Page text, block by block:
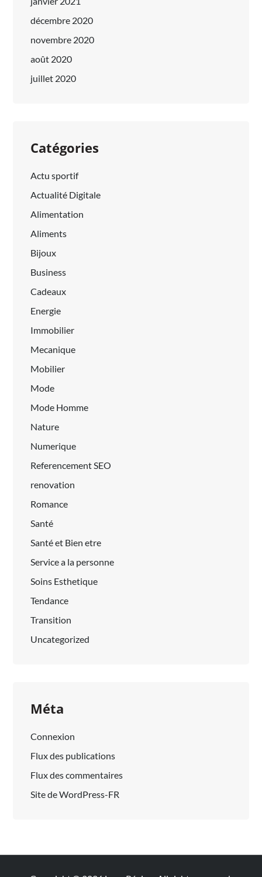
décembre 2020
novembre 2020
août 2020
juillet 2020
Catégories
Actu sportif
Actualité Digitale
Alimentation
Aliments
Bijoux
Business
Cadeaux
Energie
Immobilier
Mecanique
Mobilier
Mode
Mode Homme
Nature
Numerique
Referencement SEO
renovation
Romance
Santé
Santé et Bien etre
Service a la personne
Soins Esthetique
Tendance
Transition
Uncategorized
Méta
Connexion
Flux des publications
Flux des commentaires
Site de WordPress-FR